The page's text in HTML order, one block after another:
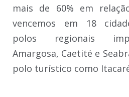
mais de 60% em
vencemos em 18
polos regionais
Amargosa, Caetité e
polo turístico como